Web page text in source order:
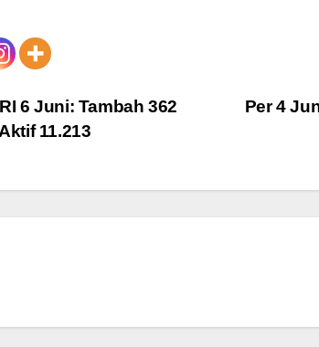
Per 4
6 Juni: Tambah 362
11.213